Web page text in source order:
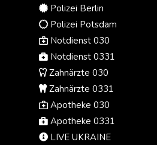
Polizei Berlin
Polizei Potsdam
Notdienst 030
Notdienst 0331
Zahnärzte 030
Zahnärzte 0331
Apotheke 030
Apotheke 0331
LIVE UKRAINE